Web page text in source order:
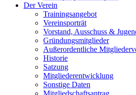
Der Verein
Trainingsangebot
Vereinsporträt
Vorstand, Ausschuss &
Gründungsmitglieder
Außerordentliche
Historie
Satzung
Mitgliederentwicklung
Sonstige Daten
Mitgliedschaftsantrag